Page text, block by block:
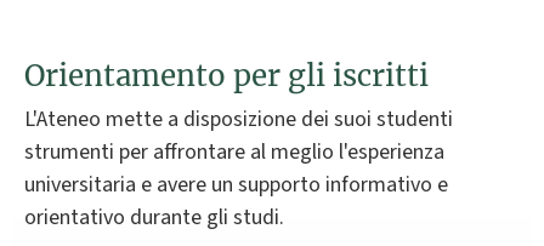
Orientamento per gli iscritti
L'Ateneo mette a disposizione dei suoi studenti
strumenti per affrontare al meglio l'esperienza
universitaria e avere un supporto informativo e
orientativo durante gli studi.